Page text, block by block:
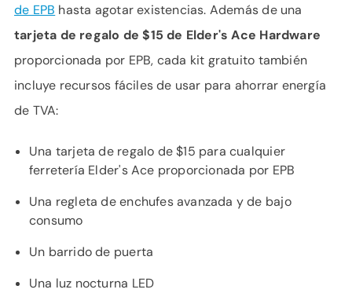
de EPB hasta agotar existencias. Además de una
tarjeta de regalo de $15 de Elder's Ace Hardware
proporcionada por EPB, cada kit gratuito también
incluye recursos fáciles de usar para ahorrar energía
de TVA:
Una tarjeta de regalo de $15 para cualquier
ferretería Elder's Ace proporcionada por EPB
Una regleta de enchufes avanzada y de bajo
consumo
Un barrido de puerta
Una luz nocturna LED